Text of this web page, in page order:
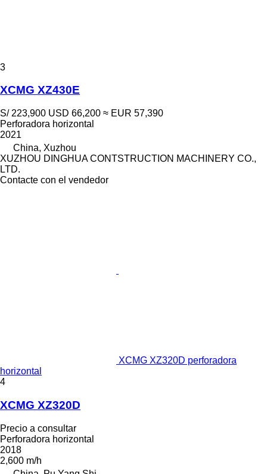
3
XCMG XZ430E
S/ 223,900 USD 66,200 ≈ EUR 57,390
Perforadora horizontal
2021
China, Xuzhou
XUZHOU DINGHUA CONTSTRUCTION MACHINERY CO.,
LTD.
Contacte con el vendedor
XCMG XZ320D perforadora
horizontal
4
XCMG XZ320D
Precio a consultar
Perforadora horizontal
2018
2,600 m/h